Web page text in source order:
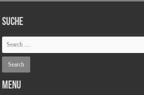
SUCHE
Menu